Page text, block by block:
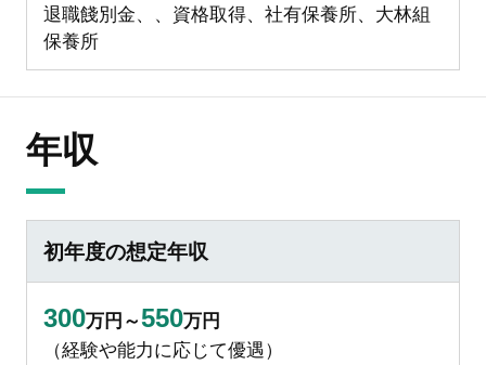
退職餞別金、、資格取得、社有保養所、大林組
保養所
年収
初年度の想定年収
300万円～550万円
（経験や能力に応じて優遇）